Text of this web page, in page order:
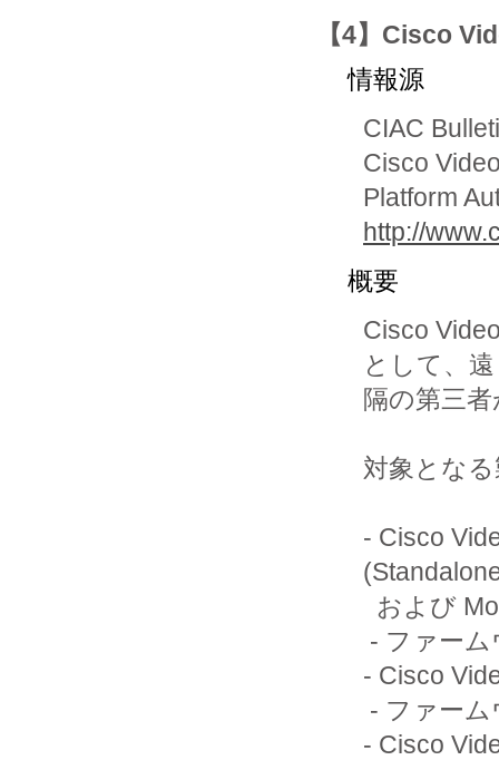
【4】Cisco
情報源
CIAC
Cisco
Platform
http://
概要
Cisco
として、遠
隔の第三
対象とな
- Cisco
- Cisco
- Cisco